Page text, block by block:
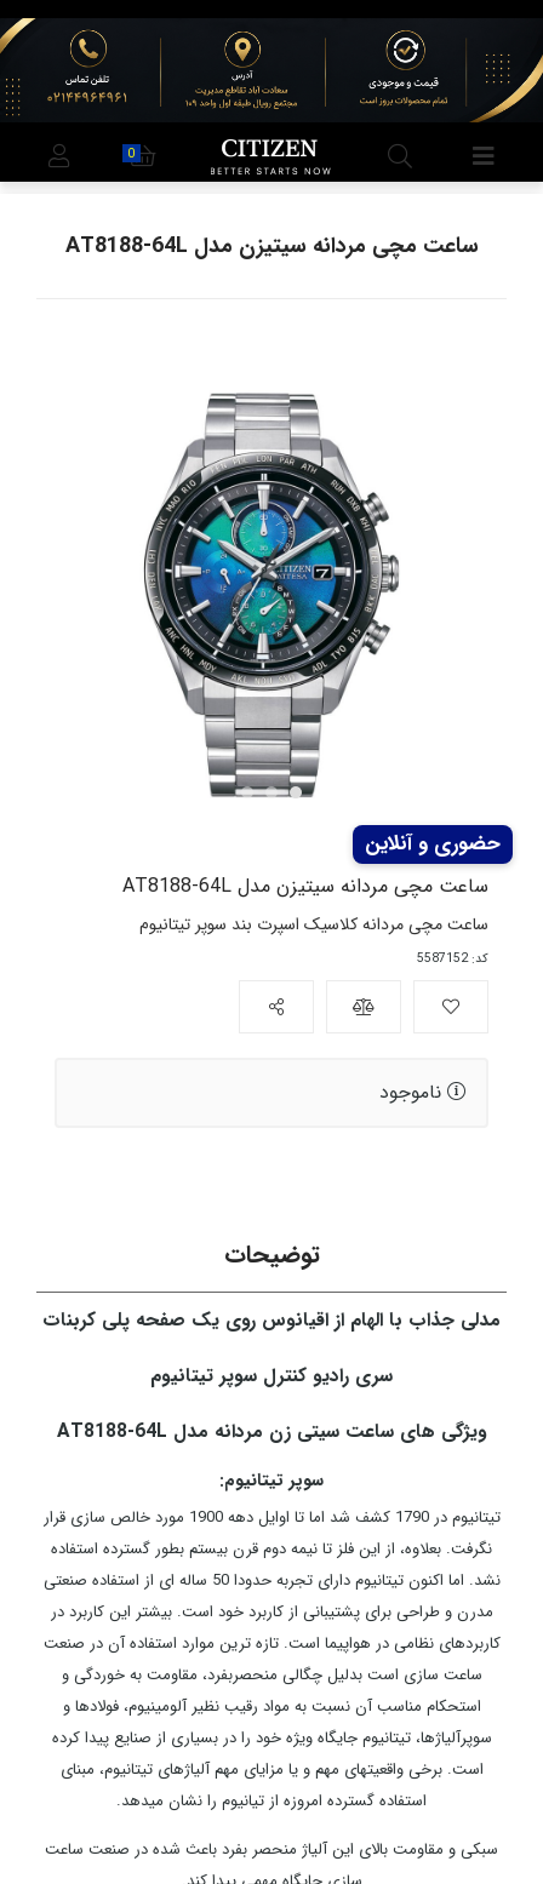
ساعت مچی مردانه سیتیزن مدل AT8188-64L
ساعت مچی مردانه سیتیزن مدل AT8188-64L
ساعت مچی مردانه کلاسیک اسپرت بند سوپر تیتانیوم
کد: 5587152
ناموجود
توضیحات
مدلی جذاب با الهام از اقیانوس روی یک صفحه پلی کربنات
سری رادیو کنترل سوپر تیتانیوم
ویژگی های ساعت سیتی زن مردانه مدل AT8188-64L
سوپر تیتانیوم:
تیتانیوم در 1790 کشف شد اما تا اوایل دهه 1900 مورد خالص ­سازی قرار
نگرفت. بعلاوه، از این فلز تا نیمه دوم قرن بیستم بطور گسترده استفاده
نشد. اما اکنون تیتانیوم دارای تجربه حدودا 50 ساله­ ای از استفاده صنعتی
مدرن و طراحی برای پشتیبانی از کاربرد خود است. بیشتر این کاربرد در
کاربردهای نظامی در هواپیما است. تازه­ ترین موارد استفاده آن در صنعت
ساعت سازی است بدلیل چگالی منحصربفرد، مقاومت به خوردگی و
استحکام مناسب آن نسبت به مواد رقیب نظیر آلومینیوم، فولادها و
سوپرآلیاژها، تیتانیوم جایگاه ویژه خود را در بسیاری از صنایع پیدا کرده
است. برخی واقعیت­های مهم و یا مزایای مهم آلیاژهای تیتانیوم، مبنای
استفاده گسترده امروزه از تیانیوم را نشان می­دهد.
سبکی و مقاومت بالای این آلیاژ منحصر بفرد باعث شده در صنعت ساعت
0